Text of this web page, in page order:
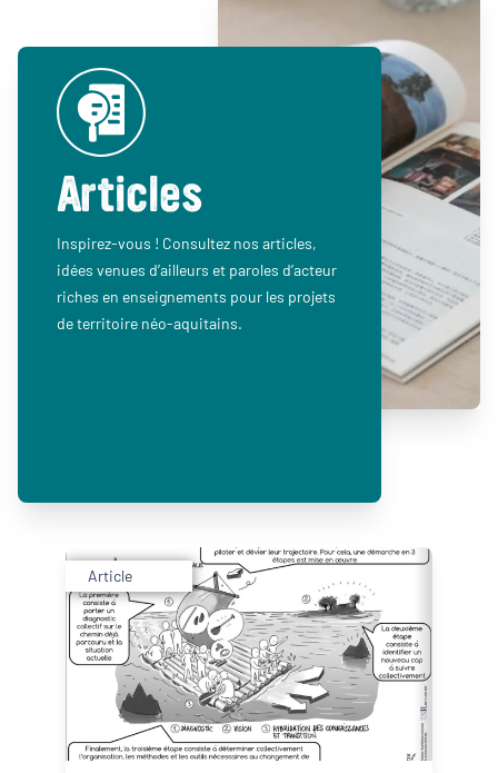
Articles
Inspirez-vous ! Consultez nos articles,
idées venues d’ailleurs et paroles d’acteur
riches en enseignements pour les projets
de territoire néo-aquitains.
Article